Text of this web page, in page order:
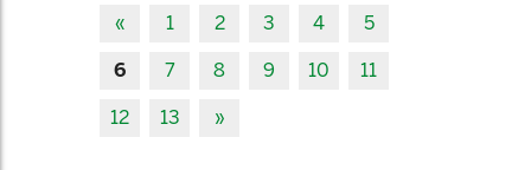
«
1 2 3 4
5
6
7 8 9 10
11
12
13 »